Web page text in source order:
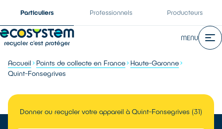
Particuliers Professionnels Producteurs
MENU
Accueil Points de collecte en France
Haute-Garonne
Quint-Fonsegrives
Donner ou recycler votre appareil à Quint-Fonsegrives (31)